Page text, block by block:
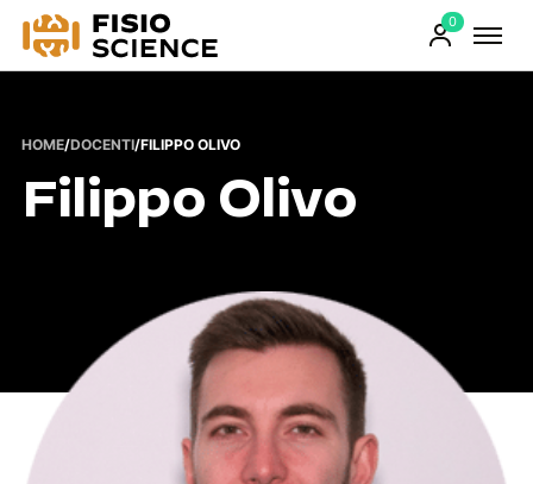
0
Prodotti
HOME/DOCENTI/FILIPPO OLIVO
Filippo Olivo